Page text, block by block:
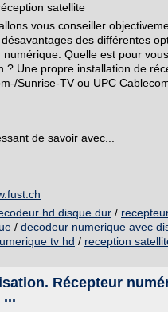
satellite
vous conseiller
des différentes
numérique. Quelle est pour
? Une propre installation de
Sunrise-TV ou UPC
de savoir avec...
hd disque dur /
/ decodeur numerique avec
tv hd / reception
Récepteur
...